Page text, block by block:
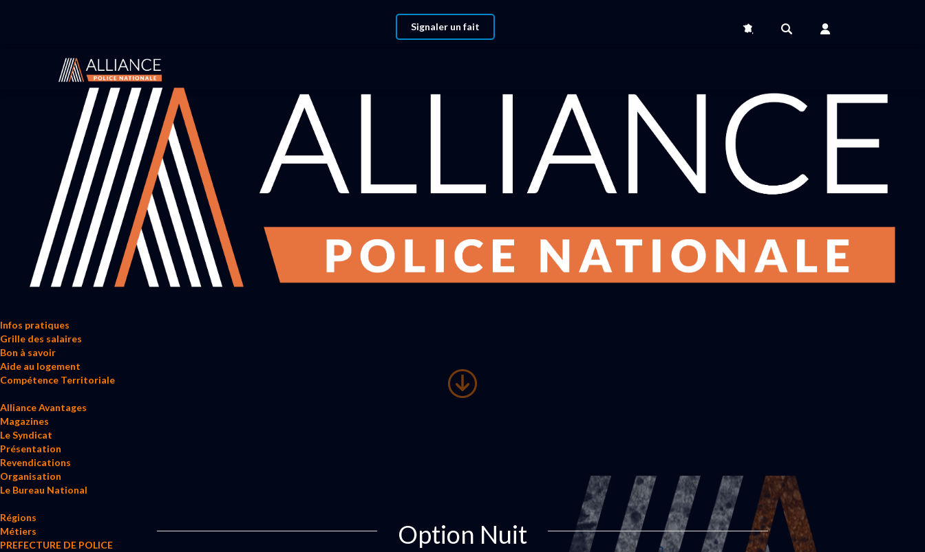
Signaler un fait
Infos pratiques
Grille des salaires
Bon à savoir
Aide au logement
Compétence Territoriale
Alliance Avantages
Magazines
Le Syndicat
Présentation
Revendications
Organisation
Le Bureau National
Régions
Métiers
PREFECTURE DE POLICE
Option Nuit